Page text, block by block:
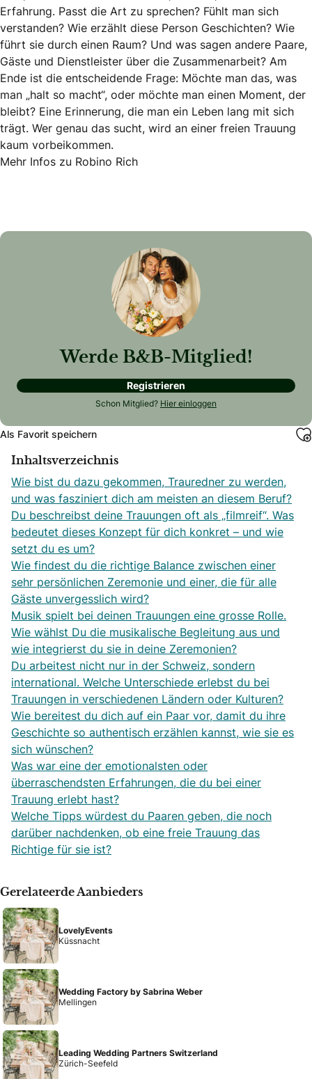
Erfahrung. Passt die Art zu sprechen? Fühlt man sich
verstanden? Wie erzählt diese Person Geschichten? Wie
führt sie durch einen Raum? Und was sagen andere Paare,
Gäste und Dienstleister über die Zusammenarbeit? Am
Ende ist die entscheidende Frage: Möchte man das, was
man „halt so macht“, oder möchte man einen Moment, der
bleibt? Eine Erinnerung, die man ein Leben lang mit sich
trägt. Wer genau das sucht, wird an einer freien Trauung
kaum vorbeikommen.
Mehr Infos zu Robino Rich
Werde B&B-Mitglied!
Registrieren
Schon Mitglied? Hier einloggen
Als Favorit speichern
Inhaltsverzeichnis
Wie bist du dazu gekommen, Trauredner zu werden,
und was fasziniert dich am meisten an diesem Beruf?
Du beschreibst deine Trauungen oft als „filmreif“. Was
bedeutet dieses Konzept für dich konkret – und wie
setzt du es um?
Wie findest du die richtige Balance zwischen einer
sehr persönlichen Zeremonie und einer, die für alle
Gäste unvergesslich wird?
Musik spielt bei deinen Trauungen eine grosse Rolle.
Wie wählst Du die musikalische Begleitung aus und
wie integrierst du sie in deine Zeremonien?
Du arbeitest nicht nur in der Schweiz, sondern
international. Welche Unterschiede erlebst du bei
Trauungen in verschiedenen Ländern oder Kulturen?
Wie bereitest du dich auf ein Paar vor, damit du ihre
Geschichte so authentisch erzählen kannst, wie sie es
sich wünschen?
Was war eine der emotionalsten oder
überraschendsten Erfahrungen, die du bei einer
Trauung erlebt hast?
Welche Tipps würdest du Paaren geben, die noch
darüber nachdenken, ob eine freie Trauung das
Richtige für sie ist?
Gerelateerde Aanbieders
LovelyEvents
Küssnacht
Wedding Factory by Sabrina Weber
Mellingen
Leading Wedding Partners Switzerland
Zürich-Seefeld